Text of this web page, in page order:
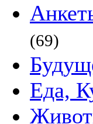
(69)
Еда,